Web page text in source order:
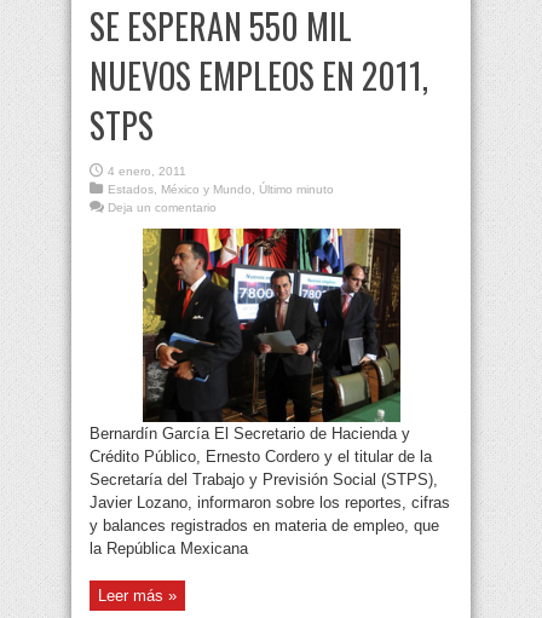
SE ESPERAN 550 MIL
NUEVOS EMPLEOS EN 2011,
STPS
4 enero, 2011
Estados, México y Mundo, Último minuto
Deja un comentario
Bernardín García El Secretario de Hacienda y
Crédito Público, Ernesto Cordero y el titular de la
Secretaría del Trabajo y Previsión Social (STPS),
Javier Lozano, informaron sobre los reportes, cifras
y balances registrados en materia de empleo, que
la República Mexicana
Leer más »